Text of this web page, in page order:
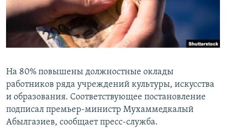
На 80% повышены должностные оклады
работников ряда учреждений культуры, искусства
и образования. Соответствующее постановление
подписал премьер-министр Мухаммедкалый
Абылгазиев, сообщает пресс-служба.